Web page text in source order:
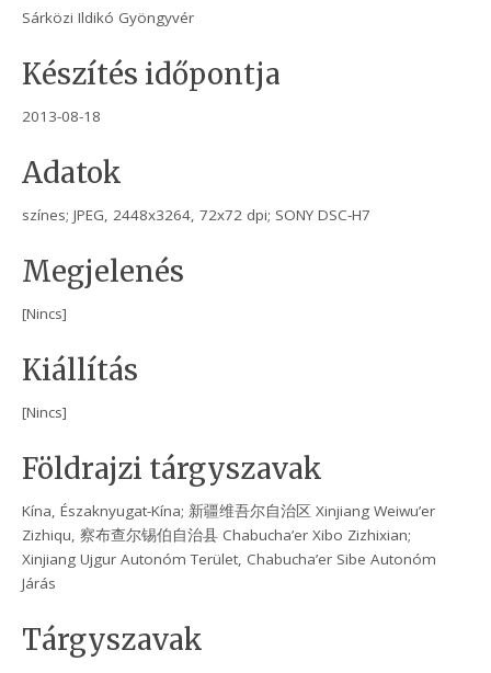
Sárközi Ildikó Gyöngyvér
Készítés időpontja
2013-08-18
Adatok
színes; JPEG, 2448x3264, 72x72 dpi; SONY DSC-H7
Megjelenés
[Nincs]
Kiállítás
[Nincs]
Földrajzi tárgyszavak
Kína, Északnyugat-Kína; 新疆维吾尔自治区 Xinjiang Weiwu’er
Zizhiqu, 察布查尔锡伯自治县 Chabucha’er Xibo Zizhixian;
Xinjiang Ujgur Autonóm Terület, Chabucha’er Sibe Autonóm
Járás
Tárgyszavak